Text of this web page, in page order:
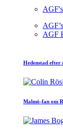
AGF
Hedenstad efter
Malmö-fan om